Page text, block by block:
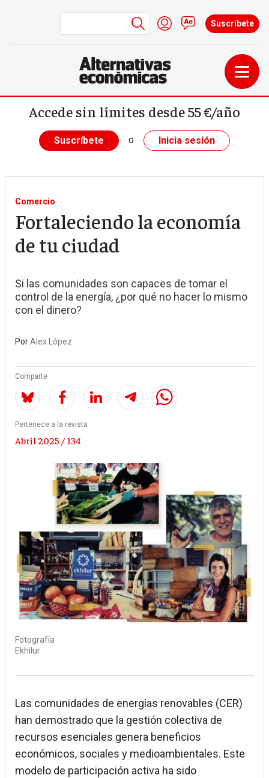
Pasar al contenido principal
Menú de cuenta de
Iniciar sesión
Contacto
Suscríbete
Accede sin límites desde 55 €/año
Suscríbete o Inicia sesión
Comercio
Fortaleciendo la economía
de tu ciudad
Si las comunidades son capaces de tomar el
control de la energía, ¿por qué no hacer lo mismo
con el dinero?
PorAlex López
Comparte
Pertenece a la revista
Abril 2025 / 134
Fotografía
Ekhilur
Las comunidades de energías renovables (CER)
han demostrado que la gestión colectiva de
recursos esenciales genera beneficios
económicos, sociales y medioambientales. Este
modelo de participación activa ha sido